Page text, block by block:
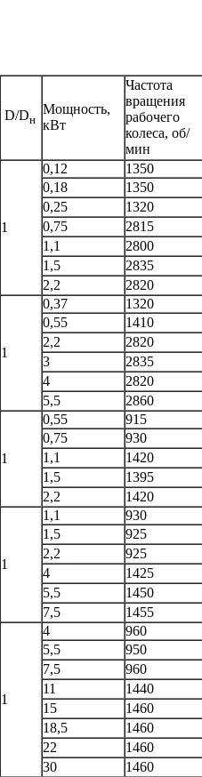
D/Dн
Мощность,
кВт
Частота
вращения
рабочего
колеса, об/
мин
1
0,12
1350
0,18
1350
0,25
1320
0,75
2815
1,1
2800
1,5
2835
2,2
2820
1
0,37
1320
0,55
1410
2,2
2820
3
2835
4
2820
5,5
2860
1
0,55
915
0,75
930
1,1
1420
1,5
1395
2,2
1420
1
1,1
930
1,5
925
2,2
925
4
1425
5,5
1450
7,5
1455
1
4
960
5,5
950
7,5
960
11
1440
15
1460
18,5
1460
22
1460
30
1460